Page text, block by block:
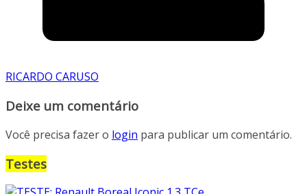
RICARDO CARUSO
Deixe um comentário
Você precisa fazer o login para publicar um comentário.
Testes